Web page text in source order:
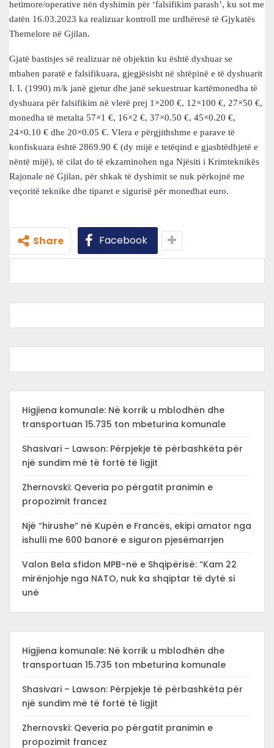
hetimore/operative nën dyshimin për ‘falsifikim parash’, ku sot me
datën 16.03.2023 ka realizuar kontroll me urdhëresë të Gjykatës
Themelore në Gjilan.
Gjatë bastisjes së realizuar në objektin ku është dyshuar se
mbahen paratë e falsifikuara, gjegjësisht në shtëpinë e të dyshuarit
I. I. (1990) m/k janë gjetur dhe janë sekuestruar kartëmonedha të
dyshuara për falsifikim në vlerë prej 1×200 €, 12×100 €, 27×50 €,
monedha të metalta 57×1 €, 16×2 €, 37×0.50 €, 45×0.20 €,
24×0.10 € dhe 20×0.05 €. Vlera e përgjithshme e parave të
konfiskuara është 2869.90 € (dy mijë e tetëqind e gjashtëdhjetë e
nëntë mijë), të cilat do të ekzaminohen nga Njësiti i Krimteknikës
Rajonale në Gjilan, për shkak të dyshimit se nuk përkojnë me
veçoritë teknike dhe tiparet e sigurisë për monedhat euro.
Share Facebook
Higjiena komunale: Në korrik u mblodhën dhe
transportuan 15.735 ton mbeturina komunale
Shasivari – Lawson: Përpjekje të përbashkëta për
një sundim më të fortë të ligjit
Zhernovski: Qeveria po përgatit pranimin e
propozimit francez
Një “hirushe” në Kupën e Francës, ekipi amator nga
ishulli me 600 banorë e siguron pjesëmarrjen
Valon Bela sfidon MPB-në e Shqipërisë: “Kam 22
mirënjohje nga NATO, nuk ka shqiptar të dytë si
unë
Higjiena komunale: Në korrik u mblodhën dhe
transportuan 15.735 ton mbeturina komunale
Shasivari – Lawson: Përpjekje të përbashkëta për
një sundim më të fortë të ligjit
Zhernovski: Qeveria po përgatit pranimin e
propozimit francez